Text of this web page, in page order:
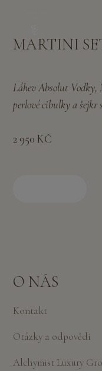
MARTINI
Láhev Absolut
perlové cibulky a šejkr
2 950 KČ
O NÁS
Kontakt
Otázky a odpovědi
Alchymist Luxury